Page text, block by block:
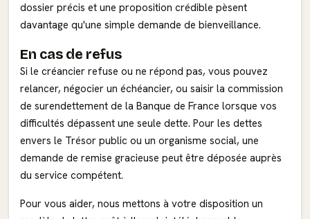
dossier précis et une proposition crédible pèsent
davantage qu'une simple demande de bienveillance.
En cas de refus
Si le créancier refuse ou ne répond pas, vous pouvez
relancer, négocier un échéancier, ou saisir la commission
de surendettement de la Banque de France lorsque vos
difficultés dépassent une seule dette. Pour les dettes
envers le Trésor public ou un organisme social, une
demande de remise gracieuse peut être déposée auprès
du service compétent.
Pour vous aider, nous mettons à votre disposition un